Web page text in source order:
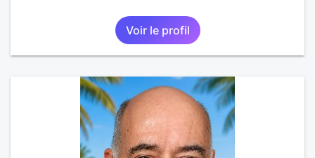
Voir le profil